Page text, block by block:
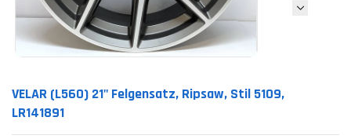
VELAR (L560) 21" Felgensatz, Ripsaw, Stil 5109,
LR141891
Translation missing: en.products.product.loader_label